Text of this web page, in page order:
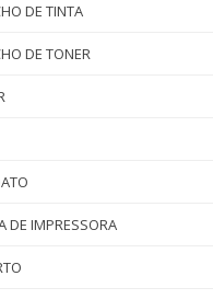
DE TINTA
DE TONER
DE IMPRESSORA